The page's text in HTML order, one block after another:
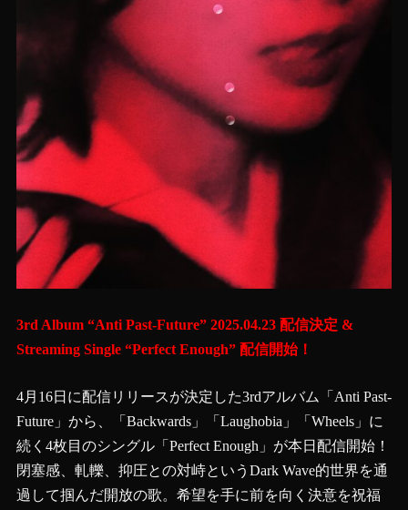
3rd Album “Anti Past-Future” 2025.04.23 配信決定 &
Streaming Single “Perfect Enough” 配信開始！
4月16日に配信リリースが決定した3rdアルバム「Anti Past-
Future」から、「Backwards」「Laughobia」「Wheels」に
続く4枚目のシングル「Perfect Enough」が本日配信開始！
閉塞感、軋轢、抑圧との対峙というDark Wave的世界を通
過して掴んだ開放の歌。希望を手に前を向く決意を祝福